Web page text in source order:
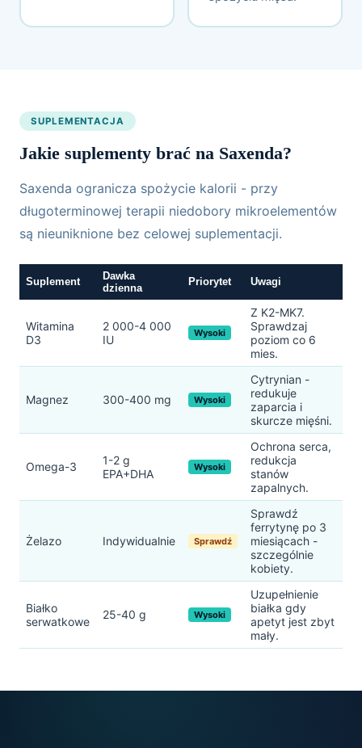
SUPLEMENTACJA
Jakie suplementy brać na Saxenda?
Saxenda ogranicza spożycie kalorii - przy
długoterminowej terapii niedobory mikroelementów
są nieuniknione bez celowej suplementacji.
Suplement
Dawka
dzienna
Priorytet Uwagi
Witamina
D3
2 000-4 000
IU
Wysoki
Z K2-MK7.
Sprawdzaj
poziom co 6
mies.
Magnez 300-400 mg Wysoki
Cytrynian -
redukuje
zaparcia i
skurcze mięśni.
Omega-3
1-2 g
EPA+DHA
Wysoki
Ochrona serca,
redukcja
stanów
zapalnych.
Żelazo Indywidualnie Sprawdź
Sprawdź
ferrytynę po 3
miesiącach -
szczególnie
kobiety.
Białko
serwatkowe
25-40 g Wysoki
Uzupełnienie
białka gdy
apetyt jest zbyt
mały.